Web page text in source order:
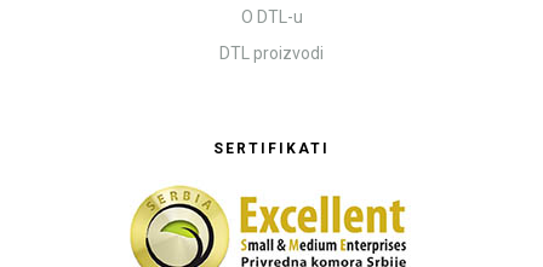
O DTL-u
DTL proizvodi
SERTIFIKATI